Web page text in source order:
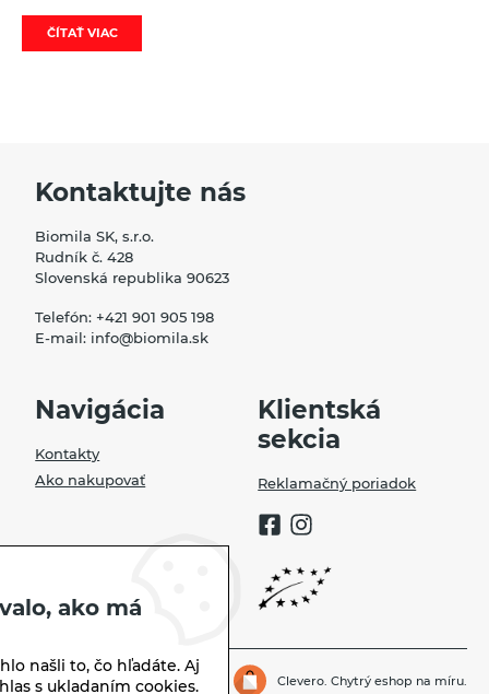
ČÍTAŤ VIAC
Kontaktujte nás
Biomila SK, s.r.o.
Rudník č. 428
Slovenská republika 90623
Telefón: +421 901 905 198
E-mail: info@biomila.sk
Navigácia
Kontakty
Ako nakupovať
Klientská
sekcia
Reklamačný poriadok
Biomila.sk | © 2026 Clevero. Chytrý eshop na míru.
ako má
našli to, čo hľadáte. Aj
s ukladaním cookies.